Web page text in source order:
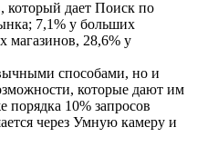
который дает Поиск по
7,1% у больших
магазинов, 28,6% у
способами, но и
которые дают им
10% запросов
через Умную камеру и